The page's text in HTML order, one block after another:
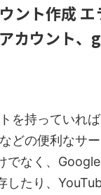
ント作成
カウント
を持っていれ
どの便利なサ
でなく、
したり、